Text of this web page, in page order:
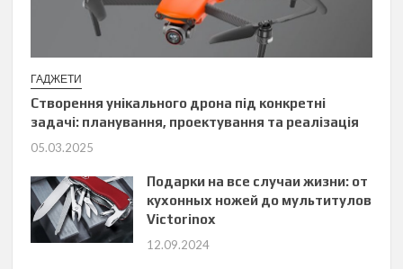
ГАДЖЕТИ
Створення унікального дрона під конкретні
задачі: планування, проектування та реалізація
05.03.2025
Подарки на все случаи жизни: от
кухонных ножей до мультитулов
Victorinox
12.09.2024